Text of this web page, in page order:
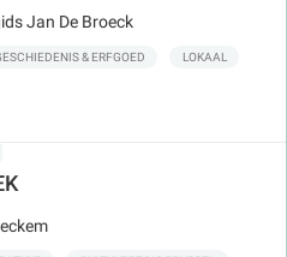
Jan De Broeck
& ERFGOED LOKAAL